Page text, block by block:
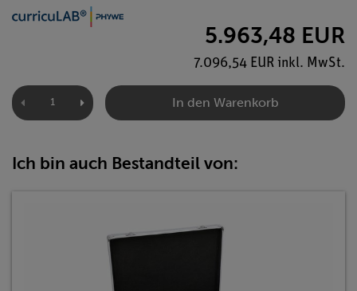
5.963,48 EUR
7.096,54 EUR inkl. MwSt.
In den Warenkorb
Ich bin auch Bestandteil von: